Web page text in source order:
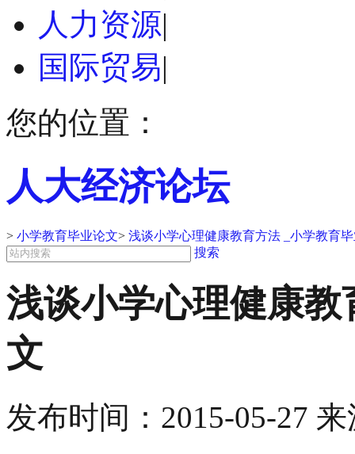
人力资源|
国际贸易|
您的位置：
人大经济论坛
> 小学教育毕业论文> 浅谈小学心理健康教育方法 _小学教育
搜索
浅谈小学心理健康
文
发布时间： 2015-05-27 来